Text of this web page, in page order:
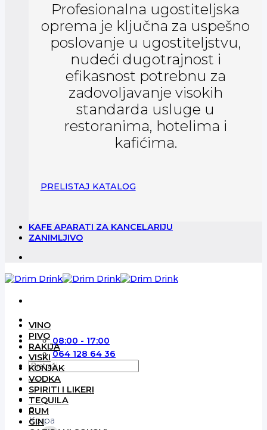
Profesionalna ugostiteljska
oprema je ključna za uspešno
poslovanje u ugostiteljstvu,
nudeći dugotrajnost i
efikasnost potrebnu za
zadovoljavanje visokih
standarda usluge u
restoranima, hotelima i
kafićima.
PRELISTAJ KATALOG
KAFE APARATI ZA KANCELARIJU
ZANIMLJIVO
08:00 - 17:00
064 128 64 36
Pretraga
za:
0
Korpa
VINO
PIVO
RAKIJA
VISKI
KONJAK
VODKA
SPIRITI I LIKERI
TEQUILA
RUM
GIN